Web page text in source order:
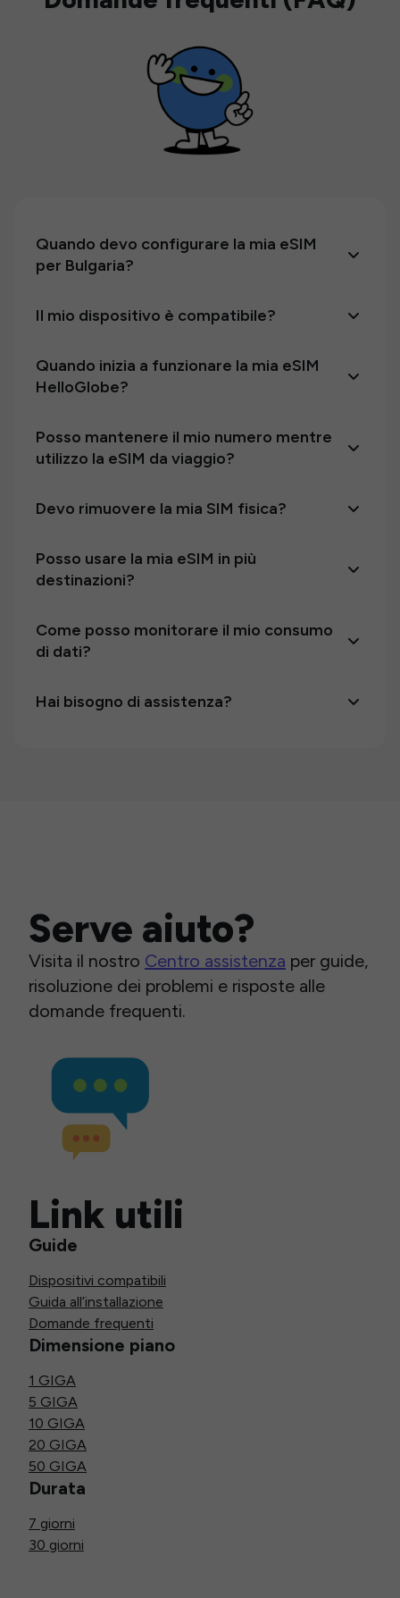
Quando devo configurare la mia eSIM
per Bulgaria?
Il mio dispositivo è compatibile?
Quando inizia a funzionare la mia eSIM
HelloGlobe?
Posso mantenere il mio numero mentre
utilizzo la eSIM da viaggio?
Devo rimuovere la mia SIM fisica?
Posso usare la mia eSIM in più
destinazioni?
Come posso monitorare il mio consumo
di dati?
Hai bisogno di assistenza?
Serve aiuto?
Visita il nostro Centro assistenza per guide,
risoluzione dei problemi e risposte alle
domande frequenti.
Link utili
Guide
Dispositivi compatibili
Guida all’installazione
Domande frequenti
Dimensione piano
1 GIGA
5 GIGA
10 GIGA
20 GIGA
50 GIGA
Durata
7 giorni
30 giorni